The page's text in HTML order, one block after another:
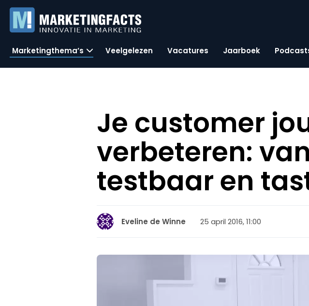
Marketingthema’s Veelgelezen Vacatures Jaarboek
Je customer
verbeteren:
testbaar en
Eveline de Winne 25 april 2016, 11:00